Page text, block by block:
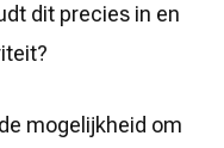
dit precies in en
mogelijkheid om